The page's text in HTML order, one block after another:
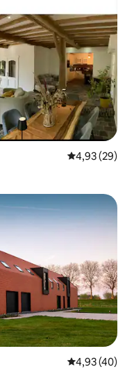
Évaluation
4,93 (29)
Évaluation
4,93 (40)